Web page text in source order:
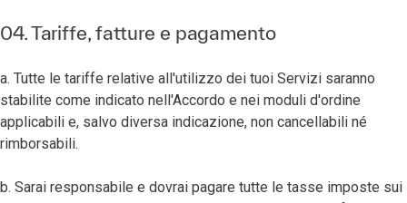
04. Tariffe, fatture e pagamento
a. Tutte le tariffe relative all'utilizzo dei tuoi Servizi saranno
stabilite come indicato nell'Accordo e nei moduli d'ordine
applicabili e, salvo diversa indicazione, non cancellabili né
rimborsabili.
b. Sarai responsabile e dovrai pagare tutte le tasse imposte sui